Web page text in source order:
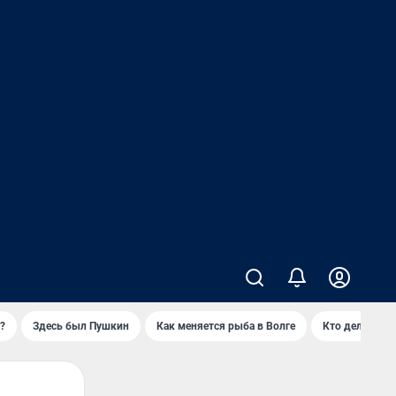
Здесь был Пушкин Как меняется рыба в Волге Кто делает